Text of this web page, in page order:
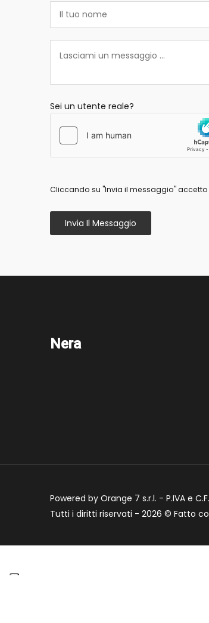
Sei un utente reale?
Cliccando su "Invia il messaggio"
Invia Il Messaggio
Nera
Powered by Orange 7 s.r.l. - P.IVA e
Tutti i diritti riservati - 2026 © Fatto